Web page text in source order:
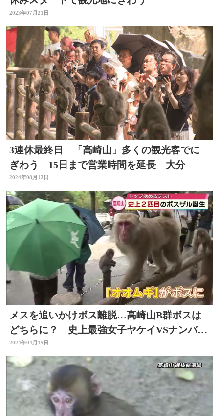
2023年07月21日
3連休最終日 「高崎山」多くの観光客でに
ぎわう 15日まで営業時間を延長 大分
2024年08月12日
メスを追いかけボス離脱…高崎山B群ボスは
どちらに？ 史上最強女子ヤケイVSナンバー
2・オオムギ 大分
2024年04月15日